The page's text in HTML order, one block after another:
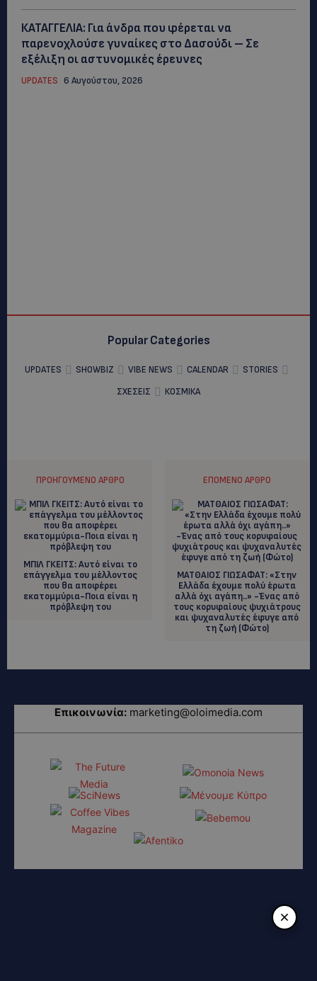
ΚΑΤΑΓΓΕΛΙΑ: Για άνδρα που φέρεται να
παρενοχλούσε γυναίκες στο Δασούδι – Σε
εξέλιξη οι αστυνομικές έρευνες
UPDATES 6 Αυγούστου, 2026
Popular Categories
UPDATES SHOWBIZ VIBE NEWS CALENDAR
STORIES
ΣΧΕΣΕΙΣ
ΚΟΣΜΙΚΑ
ΠΡΟΗΓΟΎΜΕΝΟ ΆΡΘΡΟ
ΜΠΙΛ ΓΚΕΙΤΣ: Αυτό είναι το
επάγγελμα του μέλλοντος
που θα αποφέρει
εκατομμύρια-Ποια είναι η
πρόβλεψη του
ΕΠΌΜΕΝΟ ΆΡΘΡΟ
ΜΑΤΘΑΙΟΣ ΓΙΩΣΑΦΑΤ: «Στην
Ελλάδα έχουμε πολύ έρωτα
αλλά όχι αγάπη..» -Ένας από
τους κορυφαίους ψυχιάτρους
και ψυχαναλυτές έφυγε από
τη ζωή (Φώτο)
Επικοινωνία: marketing@oloimedia.com